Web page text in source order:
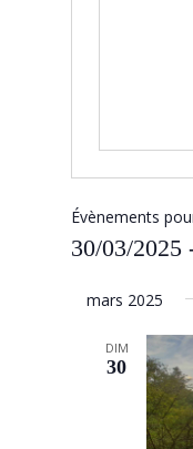
Évènements
30/03/2025
unemars 2025
DIM
30